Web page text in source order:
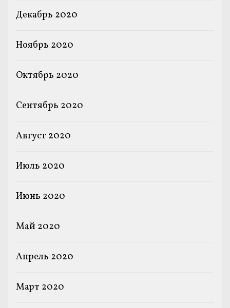
Декабрь 2020
Ноябрь 2020
Октябрь 2020
Сентябрь 2020
Август 2020
Июль 2020
Июнь 2020
Май 2020
Апрель 2020
Март 2020